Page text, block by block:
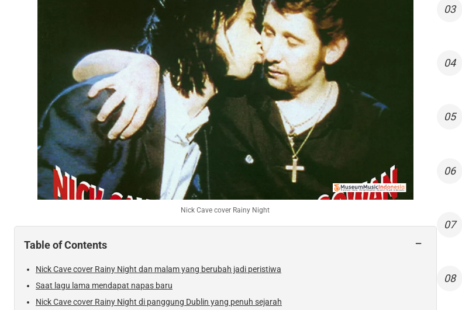
Nick Cave cover Rainy Night
Table of Contents −
Nick Cave cover Rainy Night dan malam yang berubah jadi peristiwa
Saat lagu lama mendapat napas baru
Nick Cave cover Rainy Night di panggung Dublin yang penuh sejarah
03
04
05
06
07
08